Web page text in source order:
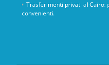
Trasferimenti privati ​​al Cairo:
convenienti.